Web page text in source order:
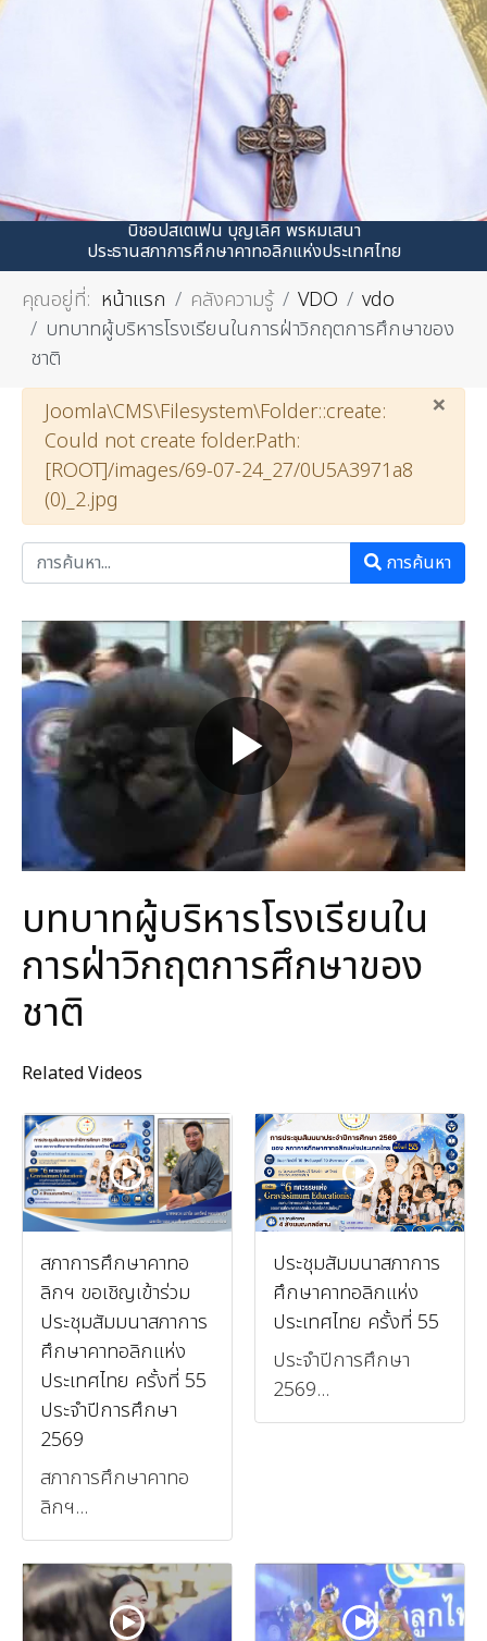
บิชอปสเตเฟน บุญเลิศ พรหมเสนา
ประธานสภาการศึกษาคาทอลิกแห่งประเทศไทย
คุณอยู่ที่: หน้าแรก คลังความรู้ VDO
vdo
บทบาทผู้บริหารโรงเรียนในการฝ่าวิกฤตการศึกษาของ
ชาติ
×
คำเตือน
Joomla\CMS\Filesystem\Folder::create:
Could not create folder.Path:
[ROOT]/images/69-07-24_27/0U5A3971a8
(0)_2.jpg
การค้นหา
บทบาทผู้บริหารโรงเรียนใน
การฝ่าวิกฤตการศึกษาของ
ชาติ
Related Videos
สภาการศึกษาคาทอ
ลิกฯ ขอเชิญเข้าร่วม
ประชุมสัมมนาสภาการ
ศึกษาคาทอลิกแห่ง
ประเทศไทย ครั้งที่ 55
ประจำปีการศึกษา
2569
สภาการศึกษาคาทอ
ลิกฯ...
ประชุมสัมมนาสภาการ
ศึกษาคาทอลิกแห่ง
ประเทศไทย ครั้งที่ 55
ประจำปีการศึกษา
2569...